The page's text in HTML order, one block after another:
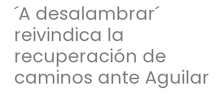
´A desalambrar´
reivindica la
recuperación de
caminos ante Aguilar